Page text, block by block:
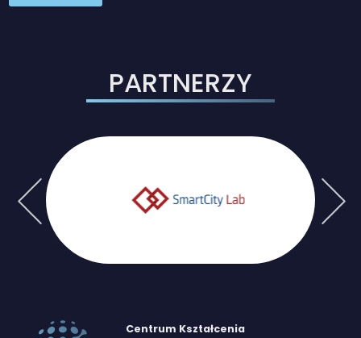
PARTNERZY
Previous Next
Centrum Kształcenia